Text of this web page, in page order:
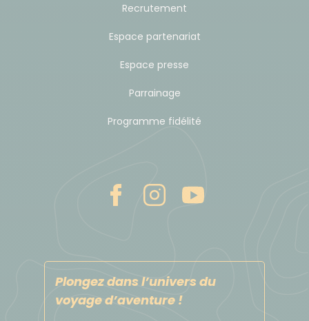
Recrutement
Espace partenariat
Espace presse
Parrainage
Programme fidélité
Plongez dans l’univers du
voyage d’aventure !